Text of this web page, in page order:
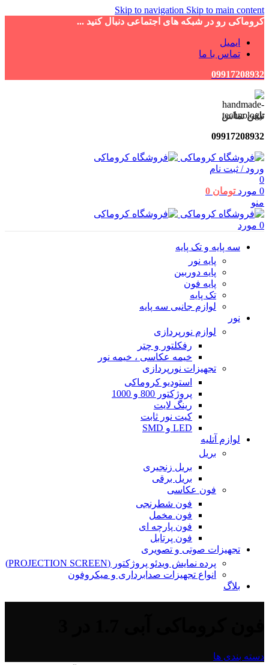
Skip to navigation Skip to main content
کروماکی رو در شبکه های اجتماعی دنبال کنید ...
ایمیل
تماس با ما
09917208932
تلفن تماس
09917208932
ورود / ثبت نام
0
0 مورد تومان
منو
0 مورد
سه پایه و تک پایه
پایه نور
پایه دوربین
پایه فون
تک پایه
لوازم جانبی سه پایه
نور
لوازم نورپردازی
رفکلتور و چتر
خیمه عکاسی ، خیمه نور
تجهیزات نورپردازی
استودیو کروماکی
پروژکتور 800 و 1000
رینگ لایت
کیت نور ثابت
LED و SMD
لوازم آتلیه
بریل
بریل زنجیری
بریل برقی
فون عکاسی
فون شطرنجی
فون مخمل
فون پارچه ای
فون پرتابل
تجهیزات صوتی و تصویری
پرده نمایش ویدئو پروژکتور (PROJECTION SCREEN)
انواع تجهیزات صدابرداری و میکروفون
بلاگ
دسته بندی ها